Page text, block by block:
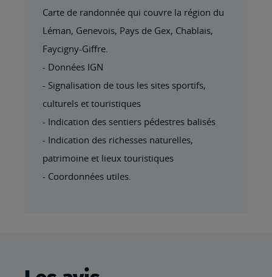
Carte de randonnée qui couvre la région du
Léman, Genevois, Pays de Gex, Chablais,
Faycigny-Giffre.
- Données IGN
- Signalisation de tous les sites sportifs,
culturels et touristiques
- Indication des sentiers pédestres balisés
- Indication des richesses naturelles,
patrimoine et lieux touristiques
- Coordonnées utiles.